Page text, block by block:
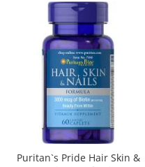
Naughty Boy
Neocell
Nordic Naturals
NOW Foods
Nutrex
Olimp Sport Nutrition
Optimum Nutrition
Puritan`s Pride Hair Skin &